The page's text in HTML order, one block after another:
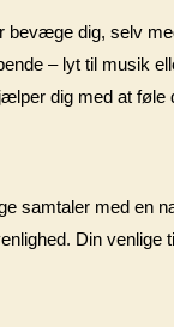
dig, selv
– lyt til musik
dig med at
samtaler med en
Din venlige